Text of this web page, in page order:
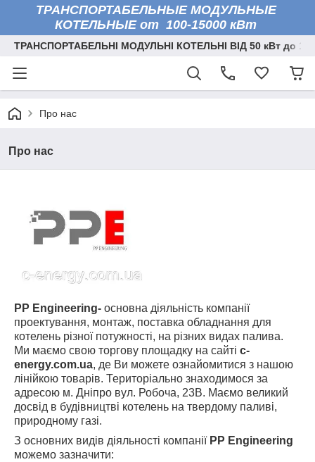
ТРАНСПОРТАБЕЛЬНЫЕ МОДУЛЬНЫЕ
КОТЕЛЬНЫЕ от 100-15000 кВт
ТРАНСПОРТАБЕЛЬНІ МОДУЛЬНІ КОТЕЛЬНІ ВІД 50 кВт до
Про нас
Про нас
PP Engineering- основна діяльність компанії
проектування, монтаж, поставка обладнання для
котелень різної потужності, на різних видах палива.
Ми маємо свою торгову площадку на сайті c-
energy.com.ua, де Ви можете ознайомитися з нашою
лінійкою товарів. Територіально знаходимося за
адресою м. Дніпро вул. Робоча, 23В. Маємо великий
досвід в будівництві котелень на твердому паливі,
природному газі.
З основних видів діяльності компаніїPP Engineering
можемо зазначити: